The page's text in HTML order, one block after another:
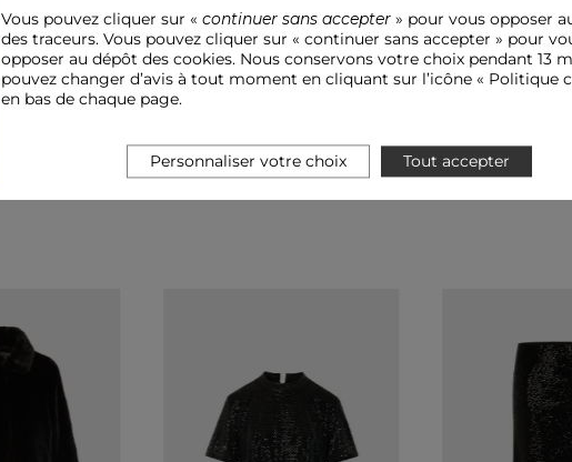
Vous pouvez cliquer sur « continuer sans accepter » pour vous opposer
des traceurs. Vous pouvez cliquer sur « continuer sans accepter » pour
opposer au dépôt des cookies. Nous conservons votre choix pendant 13
pouvez changer d’avis à tout moment en cliquant sur l’icône « Politique
en bas de chaque page.
Personnaliser votre choix Tout accepter